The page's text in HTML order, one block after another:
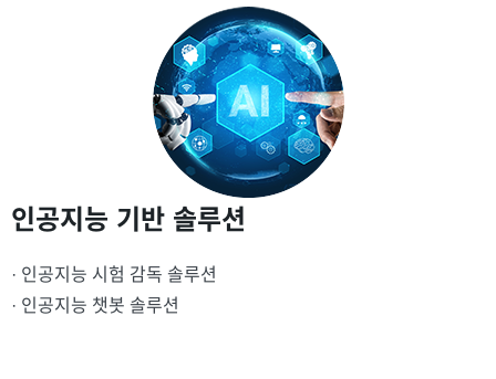
인공지능 기반 솔루션
· 인공지능 시험 감독 솔루션
· 인공지능 챗봇 솔루션